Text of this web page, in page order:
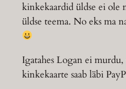
kinkekaardid üldse ei ole
üldse teema. No eks ma
Igatahes Logan ei
kinkekaarte saab läbi